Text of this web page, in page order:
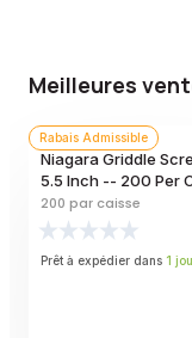
Meilleures
Rabais Admissible
Niagara Griddle
5.5 Inch -- 200 Per
200 par caisse
Prêt à expédier dans 1